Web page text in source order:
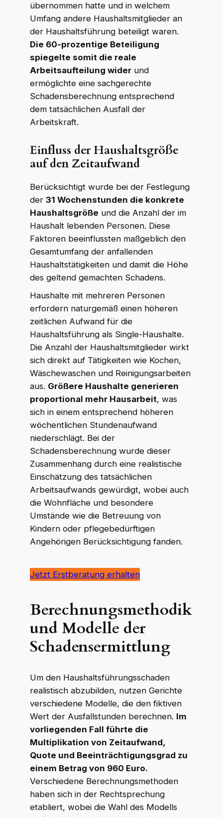
übernommen hatte und in welchem
Umfang andere Haushaltsmitglieder an
der Haushaltsführung beteiligt waren.
Die 60-prozentige Beteiligung
spiegelte somit die reale
Arbeitsaufteilung widerund
ermöglichte eine sachgerechte
Schadensberechnung entsprechend
dem tatsächlichen Ausfall der
Arbeitskraft.
Einfluss der Haushaltsgröße
auf den Zeitaufwand
Berücksichtigt wurde bei der Festlegung
der 31 Wochenstunden die konkrete
Haushaltsgröße und die Anzahl der im
Haushalt lebenden Personen. Diese
Faktoren beeinflussten maßgeblich den
Gesamtumfang der anfallenden
Haushaltstätigkeiten und damit die Höhe
des geltend gemachten Schadens.
Haushalte mit mehreren Personen
erfordern naturgemäß einen höheren
zeitlichen Aufwand für die
Haushaltsführung als Single-Haushalte.
Die Anzahl der Haushaltsmitglieder wirkt
sich direkt auf Tätigkeiten wie Kochen,
Wäschewaschen und Reinigungsarbeiten
aus. Größere Haushalte generieren
proportional mehr Hausarbeit, was
sich in einem entsprechend höheren
wöchentlichen Stundenaufwand
niederschlägt. Bei der
Schadensberechnung wurde dieser
Zusammenhang durch eine realistische
Einschätzung des tatsächlichen
Arbeitsaufwands gewürdigt, wobei auch
die Wohnfläche und besondere
Umstände wie die Betreuung von
Kindern oder pflegebedürftigen
Angehörigen Berücksichtigung fanden.
Jetzt Erstberatung erhalten
Berechnungsmethodik
und Modelle der
Schadensermittlung
Um den Haushaltsführungsschaden
realistisch abzubilden, nutzen Gerichte
verschiedene Modelle, die den fiktiven
Wert der Ausfallstunden berechnen. Im
vorliegenden Fall führte die
Multiplikation von Zeitaufwand,
Quote und Beeinträchtigungsgrad zu
einem Betrag von 960 Euro.
Verschiedene Berechnungsmethoden
haben sich in der Rechtsprechung
etabliert, wobei die Wahl des Modells